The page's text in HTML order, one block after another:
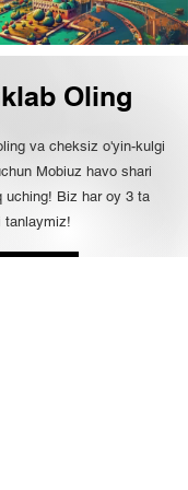
Oling
va cheksiz o'yin-kulgi
Mobiuz havo shari
uching! Biz har oy 3 ta
tanlaymiz!